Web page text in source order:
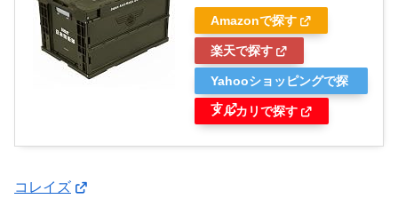
Amazonで探す
楽天で探す
Yahooショッピングで探
す
メルカリで探す
コレイズ